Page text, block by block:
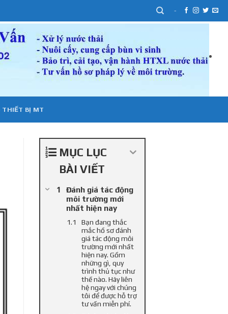
-
THIẾT BỊ MT
MỤC LỤC
BÀI VIẾT
Đánh giá tác động
môi trường mới
nhất hiện nay
Bạn đang thắc
mắc hồ sơ đánh
giá tác động môi
trường mới nhất
hiện nay. Gồm
những gì, quy
trình thủ tục như
thế nào. Hãy liên
hệ ngay với chúng
tôi để được hỗ trợ
tư vấn miễn phí.